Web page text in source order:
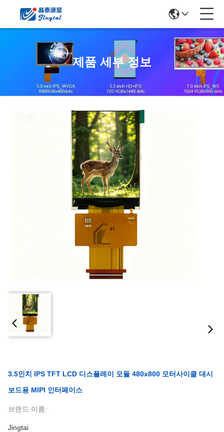
제품 세부 정보
3.5인치 IPS TFT LCD 디스플레이 모듈 480x800 모터사이클 대시
보드용 MIPI 인터페이스
브랜드 이름:
Jingtai